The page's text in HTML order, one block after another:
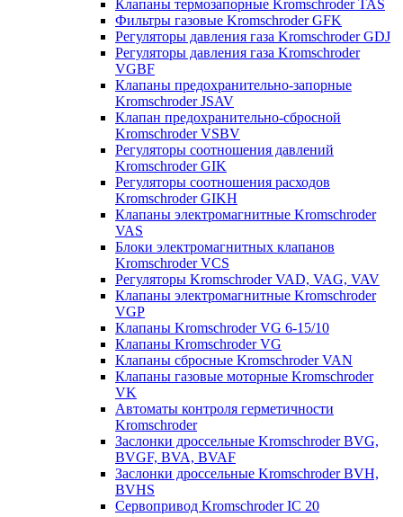
Клапаны термозапорные Kromschroder TAS
Фильтры газовые Kromschroder GFK
Регуляторы давления газа Kromschroder GDJ
Регуляторы давления газа Kromschroder
VGBF
Клапаны предохранительно-запорные
Kromschroder JSAV
Клапан предохранительно-сбросной
Kromschroder VSBV
Регуляторы соотношения давлений
Kromschroder GIK
Регуляторы соотношения расходов
Kromschroder GIKH
Клапаны электромагнитные Kromschroder
VAS
Блоки электромагнитных клапанов
Kromschroder VCS
Регуляторы Kromschroder VAD, VAG, VAV
Клапаны электромагнитные Kromschroder
VGP
Клапаны Kromschroder VG 6-15/10
Клапаны Kromschroder VG
Клапаны сбросные Kromschroder VAN
Клапаны газовые моторные Kromschroder
VK
Автоматы контроля герметичности
Kromschroder
Заслонки дроссельные Kromschroder BVG,
BVGF, BVA, BVAF
Заслонки дроссельные Kromschroder BVH,
BVHS
Сервопривод Kromschroder IC 20